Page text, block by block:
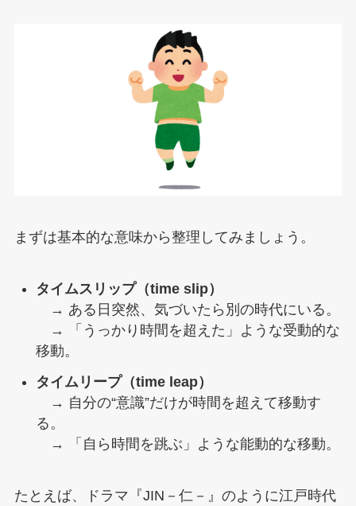
まずは基本的な意味から整理してみましょう。
タイムスリップ（time slip）
→ ある日突然、気づいたら別の時代にいる。
→ 「うっかり時間を超えた」ような受動的な
移動。
タイムリープ（time leap）
→ 自分の“意識”だけが時間を超えて移動す
る。
→ 「自ら時間を跳ぶ」ような能動的な移動。
たとえば、ドラマ『JIN－仁－』のように江戸時代